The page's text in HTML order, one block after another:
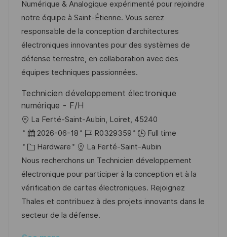
t
i
o
n
e
d
D
a
t
e
I
d
e
g
o
r
y
Numérique & Analogique expérimenté pour rejoindre
notre équipe à Saint-Étienne. Vous serez
responsable de la conception d'architectures
électroniques innovantes pour des systèmes de
défense terrestre, en collaboration avec des
équipes techniques passionnées.
Technicien développement électronique
numérique - F/H
L
o
c
a
t
i
o
n
La Ferté-Saint-Aubin, Loiret, 45240
P
o
s
t
e
d
D
2026-06-18
J
o
b
I
d
R0329359
Full time
C
a
t
e
g
o
Hardware
La Ferté-Saint-Aubin
Nous recherchons un Technicien développement
électronique pour participer à la conception et à la
vérification de cartes électroniques. Rejoignez
Thales et contribuez à des projets innovants dans le
secteur de la défense.